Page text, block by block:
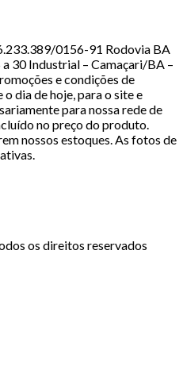
0156-91 Rodovia BA
30 Industrial – Camaçari/BA –
e condições de
dia de hoje, para o site e
para nossa rede de
no preço do produto.
nossos estoques. As fotos de
os direitos reservados